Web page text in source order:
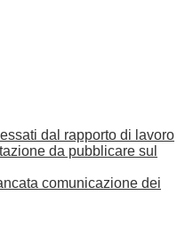
dal rapporto di lavoro
da pubblicare sul
comunicazione dei